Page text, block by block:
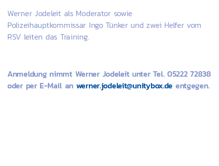
Werner Jodeleit als Moderator sowie
Polizeihauptkommissar Ingo Tünker und zwei Helfer vom
RSV leiten das Training.
Anmeldung nimmt Werner Jodeleit unter Tel. 05222 72838
oder per E-Mail an werner.jodeleit@unitybox.de entgegen.